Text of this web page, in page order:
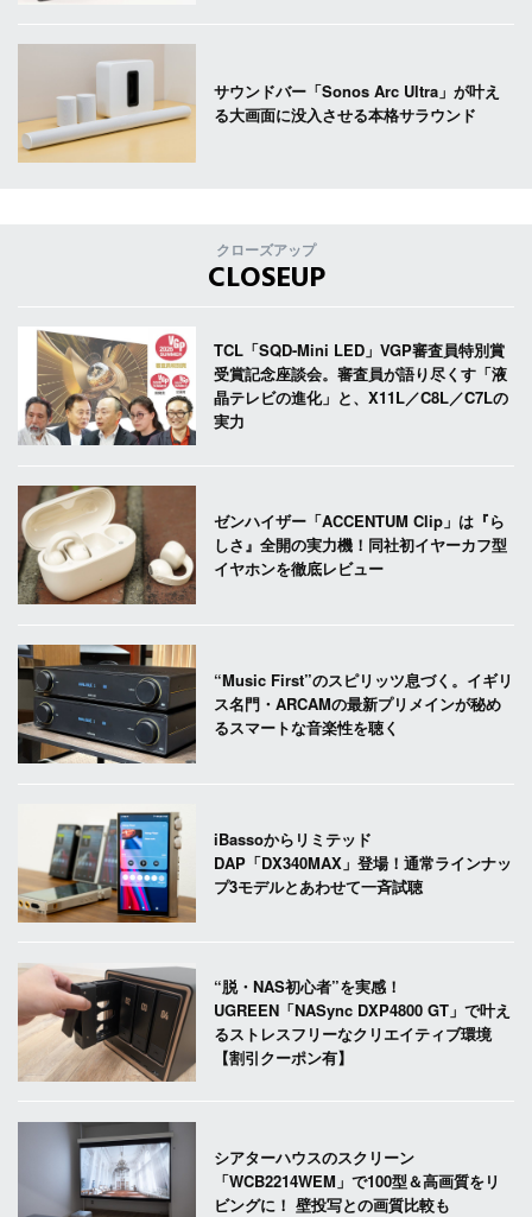
サウンドバー「Sonos Arc Ultra」が叶え
る大画面に没入させる本格サラウンド
クローズアップ
CLOSEUP
TCL「SQD-Mini LED」VGP審査員特別賞
受賞記念座談会。審査員が語り尽くす「液
晶テレビの進化」と、X11L／C8L／C7Lの
実力
ゼンハイザー「ACCENTUM Clip」は『ら
しさ』全開の実力機！同社初イヤーカフ型
イヤホンを徹底レビュー
“Music First”のスピリッツ息づく。イギリ
ス名門・ARCAMの最新プリメインが秘め
るスマートな音楽性を聴く
iBassoからリミテッド
DAP「DX340MAX」登場！通常ラインナッ
プ3モデルとあわせて一斉試聴
“脱・NAS初心者”を実感！
UGREEN「NASync DXP4800 GT」で叶え
るストレスフリーなクリエイティブ環境
【割引クーポン有】
シアターハウスのスクリーン
「WCB2214WEM」で100型＆高画質をリ
ビングに！ 壁投写との画質比較も